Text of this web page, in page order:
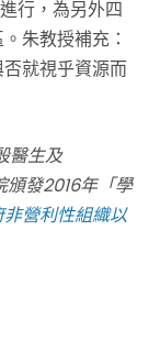
行，為另外四
朱教授補充：
否就視乎資源而
醫生及
頒發2016年「學
非營利性組織以